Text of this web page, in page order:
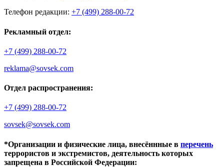
Телефон редакции: +7 (499) 288-00-72
Рекламный отдел:
+7 (499) 288-00-72
reklama@sovsek.com
Отдел распространения:
+7 (499) 288-00-72
sovsek@sovsek.com
*Организации и физические лица, внесённные в перечень
террористов и экстремистов, деятельность которых
запрещена в Российской Федерации: